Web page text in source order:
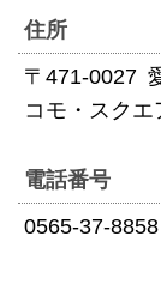
住所
〒471-0027
コモ・スクエ
電話番号
0565-37-8858